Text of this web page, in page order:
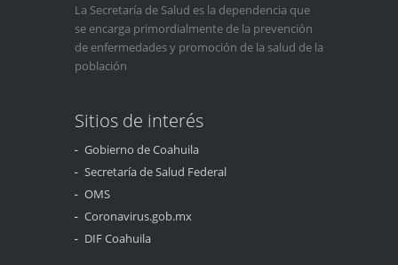
La Secretaría de Salud es la dependencia que
se encarga primordialmente de la prevención
de enfermedades y promoción de la salud de la
población
Sitios de interés
Gobierno de Coahuila
Secretaría de Salud Federal
OMS
Coronavirus.gob.mx
DIF Coahuila